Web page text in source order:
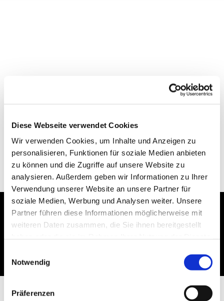
Diese Webseite verwendet Cookies
Wir verwenden Cookies, um Inhalte und Anzeigen zu
personalisieren, Funktionen für soziale Medien anbieten
zu können und die Zugriffe auf unsere Website zu
analysieren. Außerdem geben wir Informationen zu Ihrer
Verwendung unserer Website an unsere Partner für
soziale Medien, Werbung und Analysen weiter. Unsere
Partner führen diese Informationen möglicherweise mit
weiteren Daten zusammen, die Sie ihnen bereitgestellt
Notwendig
Präferenzen
Dies könnte Sie auch
interessieren